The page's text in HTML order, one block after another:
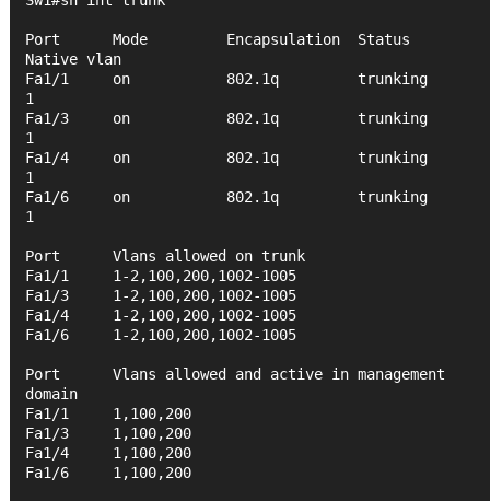
Port      Mode         Encapsulation  Status
Native vlan
Fa1/1     on           802.1q         trunking
1
Fa1/3     on           802.1q         trunking
1
Fa1/4     on           802.1q         trunking
1
Fa1/6     on           802.1q         trunking
1
Port      Vlans allowed on trunk
Fa1/1     1-2,100,200,1002-1005
Fa1/3     1-2,100,200,1002-1005
Fa1/4     1-2,100,200,1002-1005
Fa1/6     1-2,100,200,1002-1005
Port      Vlans allowed and active in management
domain
Fa1/1     1,100,200
Fa1/3     1,100,200
Fa1/4     1,100,200
Fa1/6     1,100,200